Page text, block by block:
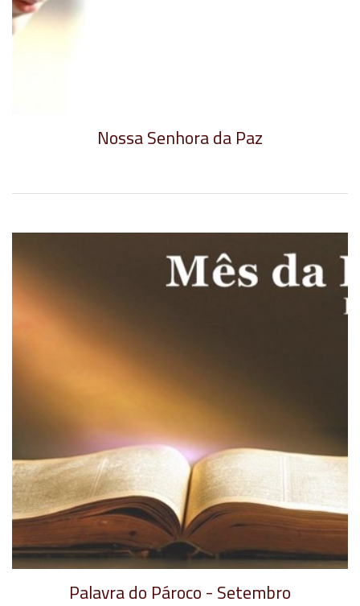
Nossa Senhora da Paz
​Palavra do Pároco - Setembro